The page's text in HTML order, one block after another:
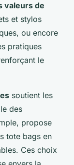
valeurs de
et stylos
ou encore
pratiques
le
soutient les
des
propose
tote bags en
Ces choix